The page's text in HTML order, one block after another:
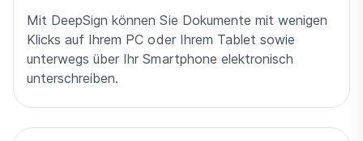
Mit DeepSign können Sie Dokumente mit wenigen
Klicks auf Ihrem PC oder Ihrem Tablet sowie
unterwegs über Ihr Smartphone elektronisch
unterschreiben.